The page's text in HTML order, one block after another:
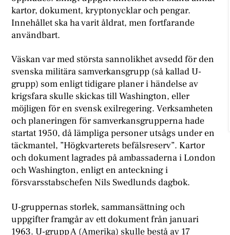
kartor, dokument, kryptonycklar och pengar.
Innehållet ska ha varit åldrat, men fortfarande
användbart.
Väskan var med största sannolikhet avsedd för den
svenska militära samverkansgrupp (så kallad U-
grupp) som enligt tidigare planer i händelse av
krigsfara skulle skickas till Washington, eller
möjligen för en svensk exilregering. Verksamheten
och planeringen för samverkansgrupperna hade
startat 1950, då lämpliga personer utsågs under en
täckmantel, ”Högkvarterets befälsreserv”. Kartor
och dokument lagrades på ambassaderna i London
och Washington, enligt en anteckning i
försvarsstabschefen Nils Swedlunds dagbok.
U-gruppernas storlek, sammansättning och
uppgifter framgår av ett dokument från januari
1963. U-grupp A (Amerika) skulle bestå av 17